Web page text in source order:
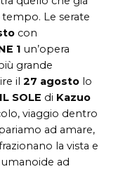
Le serate
con
1 un’opera
grande
il 27 agosto lo
SOLE di Kazuo
viaggio dentro
ad amare,
la vista e
ad